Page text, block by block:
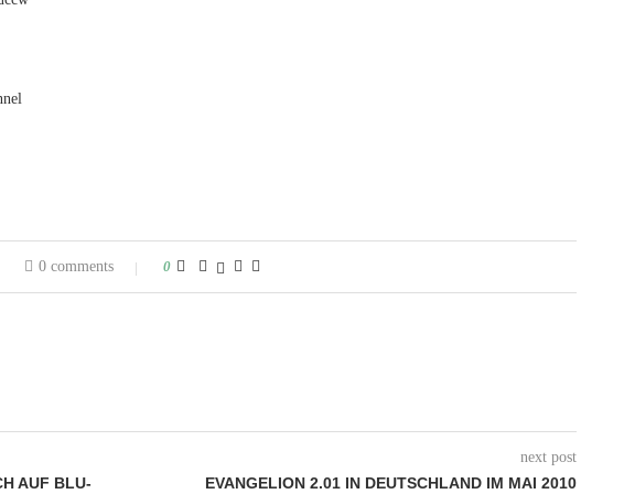
0 comments 0
AUF BLU-
next post
EVANGELION 2.01 IN DEUTSCHLAND IM MAI 2010